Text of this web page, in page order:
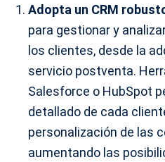
Adopta un CRM
para gestionar y
los clientes, desde la
servicio postventa.
Salesforce o HubSpot
detallado de cada
personalización de las
aumentando las